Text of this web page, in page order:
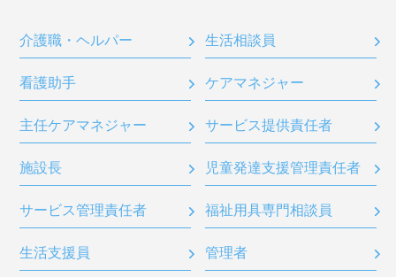
介護職・ヘルパー 生活相談員
看護助手 ケアマネジャー
主任ケアマネジャー サービス提供責任者
施設長 児童発達支援管理責任者
サービス管理責任者 福祉用具専門相談員
生活支援員 管理者